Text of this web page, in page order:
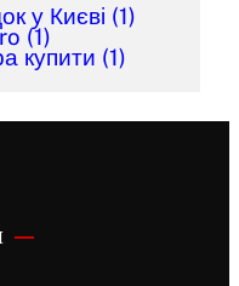
у Києві (1)
(1)
купити (1)